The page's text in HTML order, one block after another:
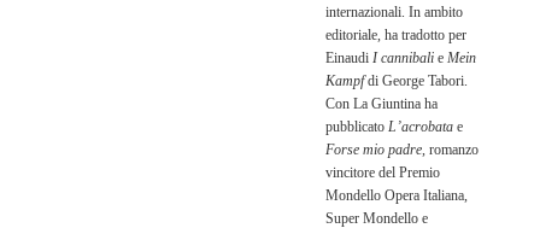
internazionali. In ambito
editoriale, ha tradotto per
Einaudi I cannibali e Mein
Kampfdi George Tabori.
Con La Giuntina ha
pubblicato L’acrobata e
Forse mio padre , romanzo
vincitore del Premio
Mondello Opera Italiana,
Super Mondello e